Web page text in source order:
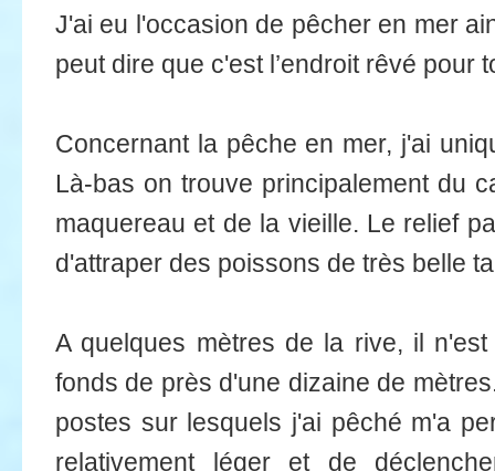
J'ai eu l'occasion de pêcher en mer
peut dire que c'est l’endroit rêvé pour
Concernant la pêche en mer, j'ai
Là-bas on trouve principalement du
maquereau et de la vieille. Le relief
d'attraper des poissons de très belle
A quelques mètres de la rive, il
fonds de près d'une dizaine de
postes sur lesquels j'ai pêché m'a
relativement léger et de